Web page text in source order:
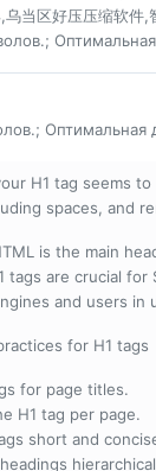
当区好压压缩软件,
Оптимальная
H1 tag seems
spaces, and
is the main
tags are crucial
and users
for H1 tags
for page titles.
H1 tag per page.
short and